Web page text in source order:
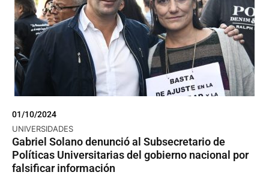
01/10/2024
UNIVERSIDADES
Gabriel Solano denunció al Subsecretario de
Políticas Universitarias del gobierno nacional por
falsificar información